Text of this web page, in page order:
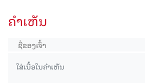
ຄໍາເຫັນ